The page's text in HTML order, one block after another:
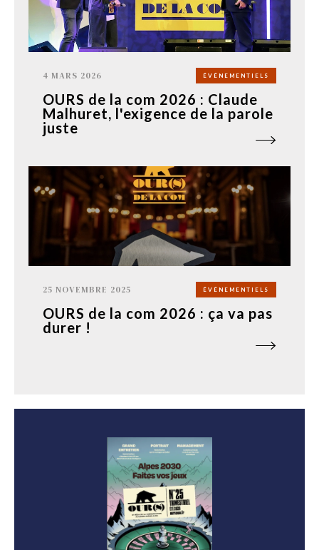
4 MARS 2026 ÉVÉNEMENTIELS
OURS de la com 2026 : Claude
Malhuret, l'exigence de la parole
juste
25 NOVEMBRE 2025 ÉVÉNEMENTIELS
OURS de la com 2026 : ça va pas
durer !